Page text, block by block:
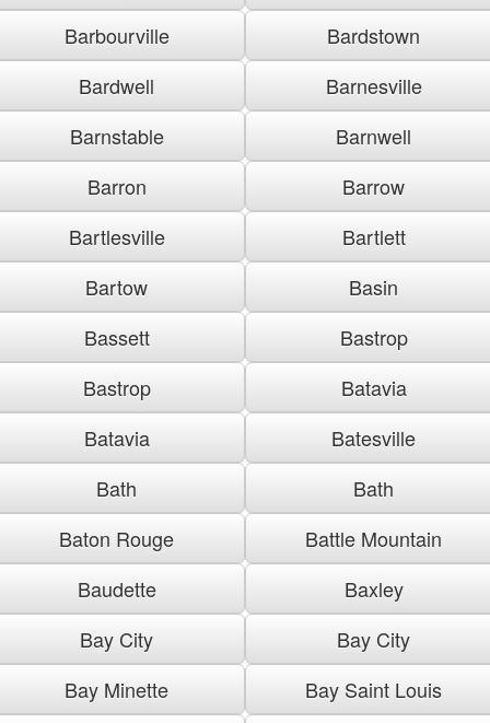
Barbourville
Bardstown
Bardwell
Barnesville
Barnstable
Barnwell
Barron
Barrow
Bartlesville
Bartlett
Bartow
Basin
Bassett
Bastrop
Bastrop
Batavia
Batavia
Batesville
Bath
Bath
Baton Rouge
Battle Mountain
Baudette
Baxley
Bay City
Bay City
Bay Minette
Bay Saint Louis